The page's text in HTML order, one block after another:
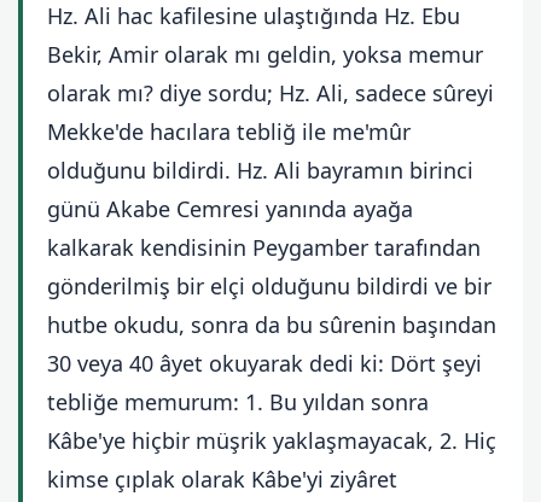
Hz. Ali hac kafilesine ulaştığında Hz. Ebu
Bekir, Amir olarak mı geldin, yoksa memur
olarak mı? diye sordu; Hz. Ali, sadece sûreyi
Mekke'de hacılara tebliğ ile me'mûr
olduğunu bildirdi. Hz. Ali bayramın birinci
günü Akabe Cemresi yanında ayağa
kalkarak kendisinin Peygamber tarafından
gönderilmiş bir elçi olduğunu bildirdi ve bir
hutbe okudu, sonra da bu sûrenin başından
30 veya 40 âyet okuyarak dedi ki: Dört şeyi
tebliğe memurum: 1. Bu yıldan sonra
Kâbe'ye hiçbir müşrik yaklaşmayacak, 2. Hiç
kimse çıplak olarak Kâbe'yi ziyâret